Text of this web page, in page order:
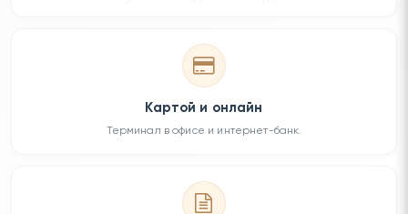
Картой и онлайн
Терминал в офисе и интернет-банк.